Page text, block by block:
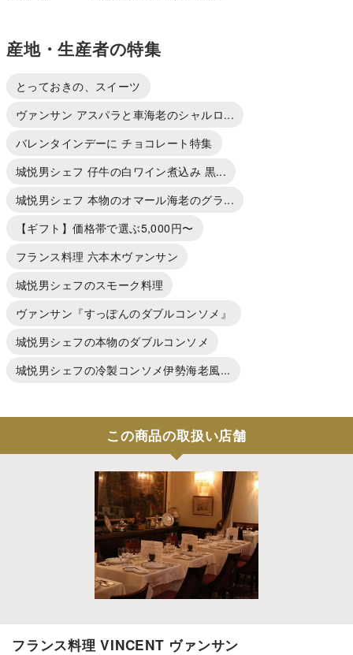
産地・生産者の特集
とっておきの、スイーツ
ヴァンサン アスパラと車海老のシャルロ...
バレンタインデーに チョコレート特集
城悦男シェフ 仔牛の白ワイン煮込み 黒...
城悦男シェフ 本物のオマール海老のグラ...
【ギフト】価格帯で選ぶ5,000円〜
フランス料理 六本木ヴァンサン
城悦男シェフのスモーク料理
ヴァンサン『すっぽんのダブルコンソメ』
城悦男シェフの本物のダブルコンソメ
城悦男シェフの冷製コンソメ伊勢海老風...
この商品の取扱い店舗
フランス料理 VINCENT ヴァンサン